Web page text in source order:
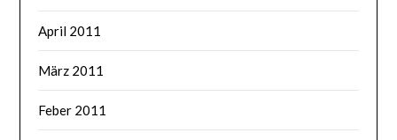
April 2011
März 2011
Feber 2011